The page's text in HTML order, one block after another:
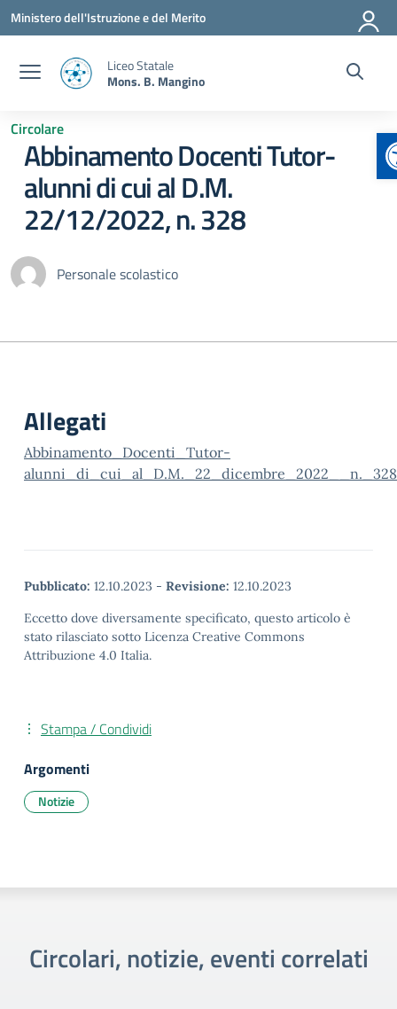
Vai ai contenuti
Vai al menu di navigazione
Vai al footer
Ministero dell'Istruzione e del Merito
Liceo Statale
Mons. B. Mangino
Circolare
Abbinamento Docenti Tutor-
alunni di cui al D.M.
22/12/2022, n. 328
Personale scolastico
Allegati
Abbinamento_Docenti_Tutor-
Pubblicato: 12.10.2023 - Revisione: 12.10.2023
Eccetto dove diversamente specificato, questo articolo è
stato rilasciato sotto Licenza Creative Commons
Attribuzione 4.0 Italia.
Stampa / Condividi
Argomenti
Notizie
Circolari, notizie, eventi correlati